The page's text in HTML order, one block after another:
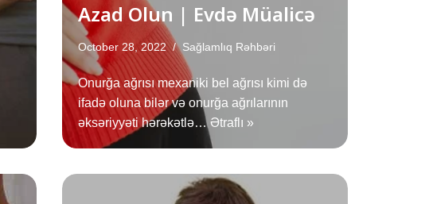
Azad Olun | Evdə Müalicə
October 28, 2022 Sağlamlıq Rəhbəri
Onurğa ağrısı mexaniki bel ağrısı kimi də
ifadə oluna bilər və onurğa ağrılarının
əksəriyyəti hərəkətlə…Ətraflı »